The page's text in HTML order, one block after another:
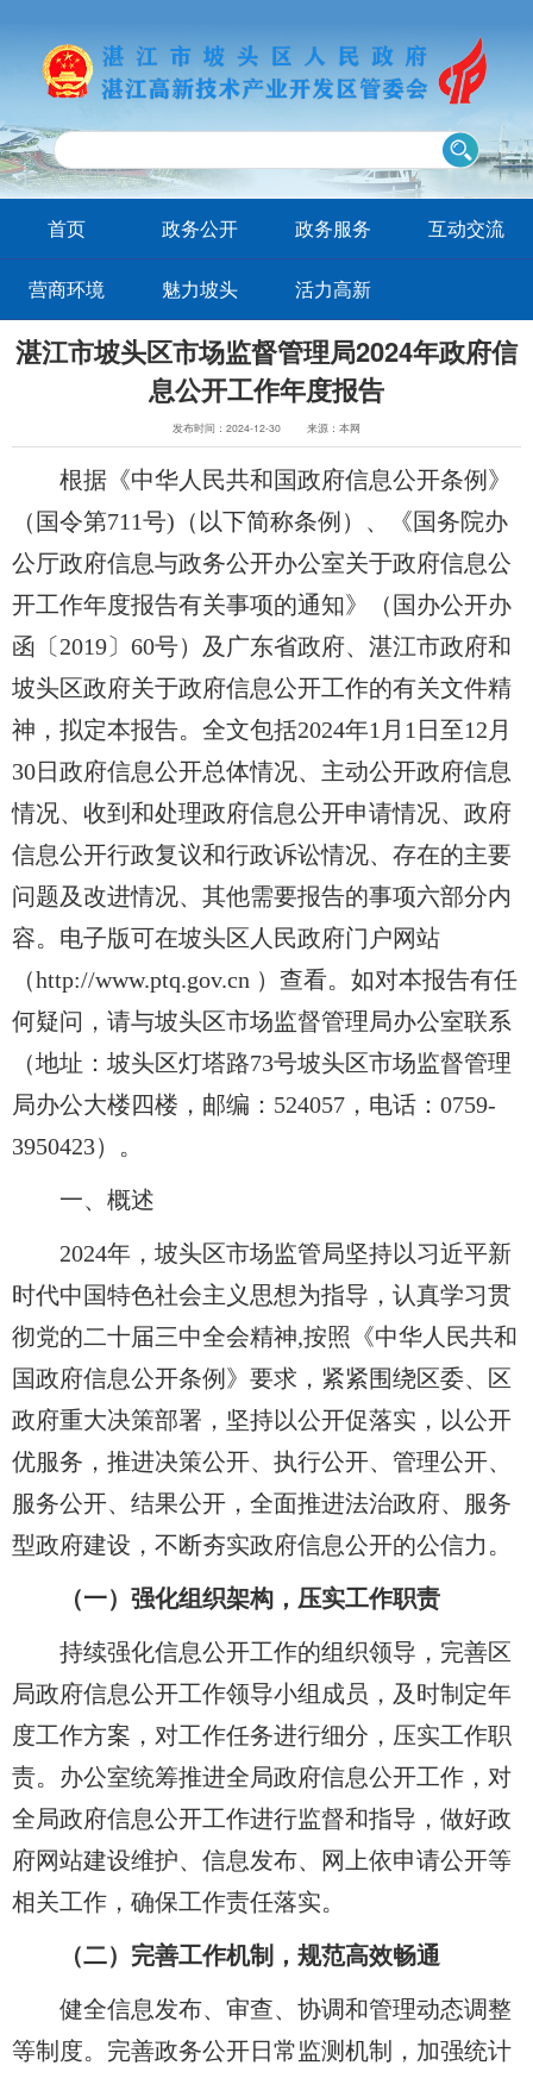
首页 政务公开 政务服务 互动交流
营商环境 魅力坡头 活力高新
湛江市坡头区市场监督管理局2024年政府信
息公开工作年度报告
发布时间：2024-12-30 来源：本网
根据《中华人民共和国政府信息公开条例》
（国令第711号)（以下简称条例）、《国务院办
公厅政府信息与政务公开办公室关于政府信息公
开工作年度报告有关事项的通知》（国办公开办
函〔2019〕60号）及广东省政府、湛江市政府和
坡头区政府关于政府信息公开工作的有关文件精
神，拟定本报告。全文包括2024年1月1日至12月
30日政府信息公开总体情况、主动公开政府信息
情况、收到和处理政府信息公开申请情况、政府
信息公开行政复议和行政诉讼情况、存在的主要
问题及改进情况、其他需要报告的事项六部分内
容。电子版可在坡头区人民政府门户网站
（http://www.ptq.gov.cn ）查看。如对本报告有任
何疑问，请与坡头区市场监督管理局办公室联系
（地址：坡头区灯塔路73号坡头区市场监督管理
局办公大楼四楼，邮编：524057，电话：0759-
3950423）。
一、概述
2024年，坡头区市场监管局坚持以习近平新
时代中国特色社会主义思想为指导，认真学习贯
彻党的二十届三中全会精神,按照《中华人民共和
国政府信息公开条例》要求，紧紧围绕区委、区
政府重大决策部署，坚持以公开促落实，以公开
优服务，推进决策公开、执行公开、管理公开、
服务公开、结果公开，全面推进法治政府、服务
型政府建设，不断夯实政府信息公开的公信力。
（一）强化组织架构，压实工作职责
持续强化信息公开工作的组织领导，完善区
局政府信息公开工作领导小组成员，及时制定年
度工作方案，对工作任务进行细分，压实工作职
责。办公室统筹推进全局政府信息公开工作，对
全局政府信息公开工作进行监督和指导，做好政
府网站建设维护、信息发布、网上依申请公开等
相关工作，确保工作责任落实。
（二）完善工作机制，规范高效畅通
健全信息发布、审查、协调和管理动态调整
等制度。完善政务公开日常监测机制，加强统计